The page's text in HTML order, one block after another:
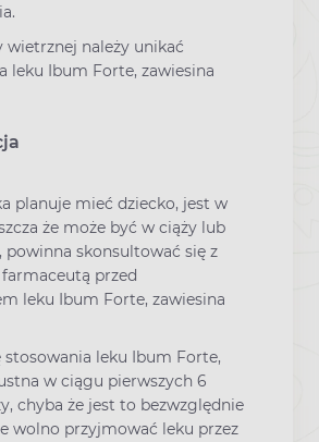
wietrznej należy unikać
leku Ibum Forte, zawiesina
planuje mieć dziecko, jest w
że może być w ciąży lub
powinna skonsultować się z
przed
leku Ibum Forte, zawiesina
stosowania leku Ibum Forte,
w ciągu pierwszych 6
chyba że jest to bezwzględnie
wolno przyjmować leku przez